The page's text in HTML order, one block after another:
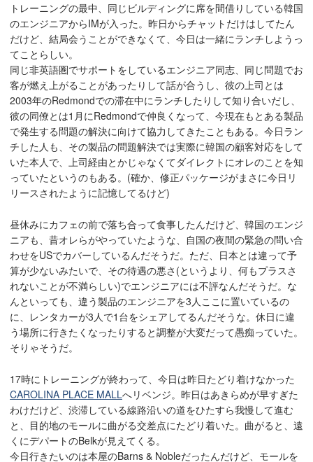
トレーニングの最中、同じビルディングに席を間借りしている韓国
のエンジニアからIMが入った。昨日からチャットだけはしてたん
だけど、結局会うことができなくて、今日は一緒にランチしようっ
てことらしい。
同じ非英語圏でサポートをしているエンジニア同志、同じ問題でお
客が燃え上がることがあったりして話が合うし、彼の上司とは
2003年のRedmondでの滞在中にランチしたりして知り合いだし、
彼の同僚とは1月にRedmondで仲良くなって、今現在もとある製品
で発生する問題の解決に向けて協力してきたこともある。今日ラン
チした人も、その製品の問題解決では実際に韓国の顧客対応をして
いた本人で、上司経由とかじゃなくてダイレクトにオレのことを知
っていたというのもある。(確か、修正パッケージがまさに今日リ
リースされたように記憶してるけど)
昼休みにカフェの前で落ち合って食事したんだけど、韓国のエンジ
ニアも、昔オレらがやっていたような、自国の夜間の緊急の問い合
わせをUSでカバーしているんだそうだ。ただ、日本とは違って予
算が少ないみたいで、その待遇の悪さ(というより、何もプラスさ
れないことが不満らしい)でエンジニアには不評なんだそうだ。な
んといっても、違う製品のエンジニアを3人ここに置いているの
に、レンタカーが3人で1台をシェアしてるんだそうな。休日に違
う場所に行きたくなったりすると調整が大変だって愚痴っていた。
そりゃそうだ。
17時にトレーニングが終わって、今日は昨日たどり着けなかった
CAROLINA PLACE MALLへリベンジ。昨日はあきらめが早すぎた
わけだけど、渋滞している線路沿いの道をひたすら我慢して進む
と、目的地のモールに曲がる交差点にたどり着いた。曲がると、遠
くにデパートのBelkが見えてくる。
今日行きたいのは本屋のBarns & Nobleだったんだけど、モールを